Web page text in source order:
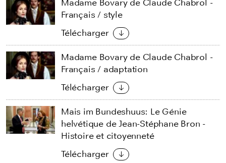
Madame Bovary de Claude Chabrol -
Français / style
Télécharger
Madame Bovary de Claude Chabrol -
Français / adaptation
Télécharger
Mais im Bundeshuus: Le Génie
helvétique de Jean-Stéphane Bron -
Histoire et citoyenneté
Télécharger